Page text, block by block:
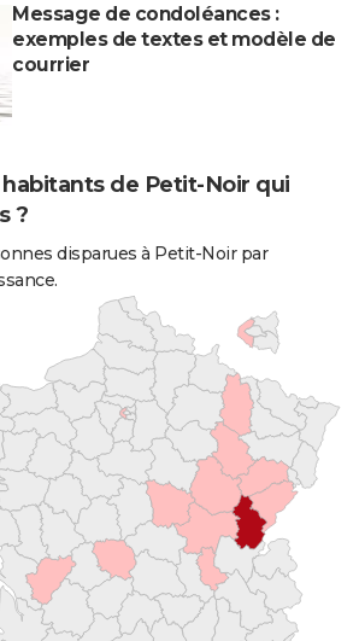
Message de condoléances :
exemples de textes et modèle de
courrier
habitants de Petit-Noir qui
?
disparues à Petit-Noir par